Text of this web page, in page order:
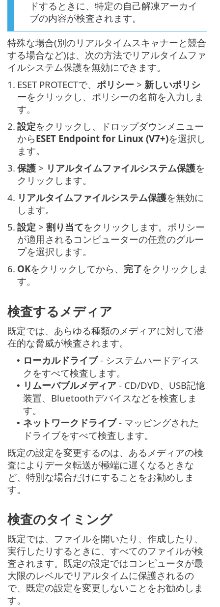
ドするときに、特定の自己解凍アーカイ
ブの内容が検査されます。
特殊な場合(別のリアルタイムスキャナーと競合
する場合など)は、次の方法でリアルタイムファ
イルシステム保護を無効にできます。
1. ESET PROTECTで、 ポリシー > 新しいポリシ
ーをクリックし、ポリシーの名前を入力しま
す。
2. 設定をクリックし、ドロップダウンメニュー
からESET Endpoint for Linux (V7+)を選択し
ます。
3. 保護 > リアルタイムファイルシステム保護を
クリックします。
4. リアルタイムファイルシステム保護を無効に
します。
5. 設定 > 割り当てをクリックします。ポリシー
が適用されるコンピューターの任意のグルー
プを選択します。
6. OKをクリックしてから、 完了をクリックしま
す。
検査するメディア
既定では、あらゆる種類のメディアに対して潜
在的な脅威が検査されます。
• ローカルドライブ- システムハードディス
クをすべて検査します。
• リムーバブルメディア - CD/DVD、USB記憶
装置、Bluetoothデバイスなどを検査しま
す。
• ネットワークドライブ- マッピングされた
ドライブをすべて検査します。
既定の設定を変更するのは、あるメディアの検
査によりデータ転送が極端に遅くなるときな
ど、特別な場合だけにすることをお勧めしま
す。
検査のタイミング
既定では、ファイルを開いたり、作成したり、
実行したりするときに、すべてのファイルが検
査されます。既定の設定ではコンピュータが最
大限のレベルでリアルタイムに保護されるの
で、既定の設定を変更しないことをお勧めしま
す。